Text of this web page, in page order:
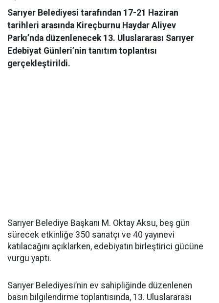
Sarıyer Belediyesi tarafından 17-21 Haziran
tarihleri arasında Kireçburnu Haydar Aliyev
Parkı’nda düzenlenecek 13. Uluslararası Sarıyer
Edebiyat Günleri’nin tanıtım toplantısı
gerçekleştirildi.
Sarıyer Belediye Başkanı M. Oktay Aksu, beş gün
sürecek etkinliğe 350 sanatçı ve 40 yayınevi
katılacağını açıklarken, edebiyatın birleştirici gücüne
vurgu yaptı.
Sarıyer Belediyesi’nin ev sahipliğinde düzenlenen
basın bilgilendirme toplantısında, 13. Uluslararası